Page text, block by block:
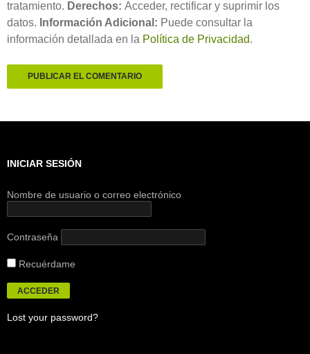
tratamiento. Derechos: Acceder, rectificar y suprimir los
datos. Información Adicional: Puede consultar la
información detallada en la Política de Privacidad.
INICIAR SESIÓN
Nombre de usuario o correo electrónico
Contraseña
Recuérdame
Lost your password?